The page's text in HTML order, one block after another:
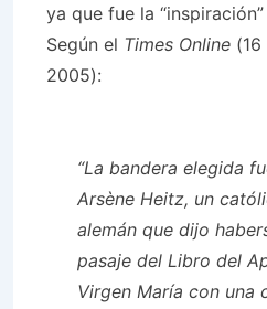
ya que fue la
Según el Times Online
2005):
“La bandera elegida
Arsène Heitz, un
alemán que dijo
pasaje del Libro del
Virgen María con una